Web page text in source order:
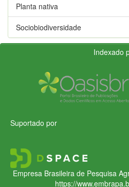
Planta nativa
Sociobiodiversidade
Indexado
Suportado por
Empresa Brasileira de Pesquisa
https://